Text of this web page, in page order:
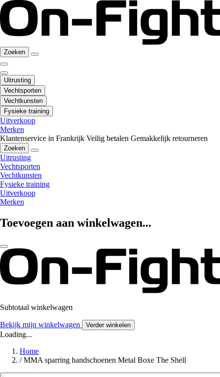
Zoeken
Uitrusting
Vechtsporten
Vechtkunsten
Fysieke training
Uitverkoop
Merken
Klantenservice in Frankrijk Veilig betalen Gemakkelijk retourneren
Zoeken
Uitrusting
Vechtsporten
Vechtkunsten
Fysieke training
Uitverkoop
Merken
Toevoegen aan winkelwagen...
Subtotaal winkelwagen
Bekijk mijn winkelwagen Verder winkelen
Loading...
Home
/ MMA sparring handschoenen Metal Boxe The Shell